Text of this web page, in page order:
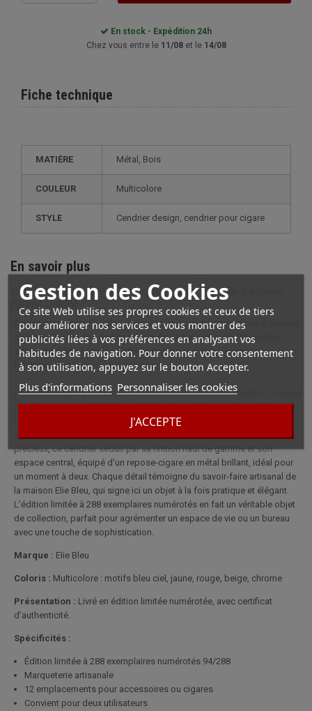
Gestion des Cookies
Ce site Web utilise ses propres cookies et ceux de tiers
pour améliorer nos services et vous montrer des
publicités liées à vos préférences en analysant vos
habitudes de navigation. Pour donner votre consentement
à son utilisation, appuyez sur le bouton Accepter.
Plus d'informations Personnaliser les cookies
J'ACCEPTE
En stock - Expédition 24h
Chez vous entre le 11/08et le 14/08
Fiche technique
MATIÈRE Métal, Bois
COULEUR Multicolore
STYLE cendrier design, cendrier pour cigare
En savoir plus
Description complète pour Cendrier Cigare Elie Bleu Carrousel –
Édition Limitée
Ce cendrier cigare Elie Bleu Carrousel, en bois précieux et métal chromé,
se distingue par son design inspiré de La Havane et sa fabrication
artisanale. Édition limitée à 288 exemplaires, il allie élégance,
fonctionnalité et savoir-faire français.
Le cendrier cigare Elie Bleu Carrousel est une pièce d'exception, conçue
pour les passionnés d’objets raffinés. Son esthétique, inspirée de
l’univers cubain, se distingue par une marqueterie colorée, mettant en
valeur des motifs évoquant la ville de La Havane. Fabriqué en bois
précieux, ce cendrier séduit par sa finition haut de gamme et son
espace central, équipé d’un repose-cigare en métal brillant, idéal pour
un moment à deux. Chaque détail témoigne du savoir-faire artisanal de
la maison Elie Bleu, qui signe ici un objet à la fois pratique et élégant.
L’édition limitée à 288 exemplaires numérotés en fait un véritable objet
de collection, parfait pour agrémenter un espace de vie ou un bureau
avec une touche de sophistication.
Marque : Elie Bleu
Coloris : Multicolore : motifs bleu ciel, jaune, rouge, beige, chrome
Présentation : Livré en édition limitée numérotée, avec certificat
d’authenticité.
Spécificités :
Édition limitée à 288 exemplaires numérotés 94/288
Marqueterie artisanale
12 emplacements pour accessoires ou cigares
Convient pour deux utilisateurs